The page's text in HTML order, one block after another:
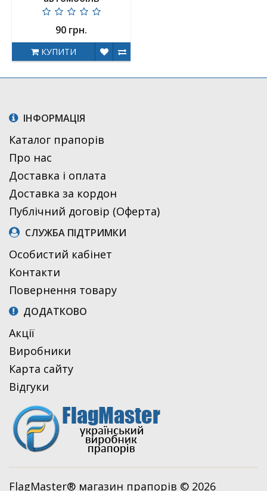
90 грн.
КУПИТИ
ІНФОРМАЦІЯ
Каталог прапорів
Про нас
Доставка і оплата
Доставка за кордон
Публічний договір (Оферта)
СЛУЖБА ПІДТРИМКИ
Особистий кабінет
Контакти
Повернення товару
ДОДАТКОВО
Акції
Виробники
Карта сайту
Відгуки
FlagMaster® магазин прапорів © 2026